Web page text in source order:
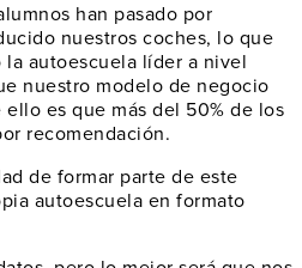
han pasado por
nuestros coches, lo que
la autoescuela líder a nivel
nuestro modelo de negocio
es que más del 50% de los
recomendación.
de formar parte de este
autoescuela en formato